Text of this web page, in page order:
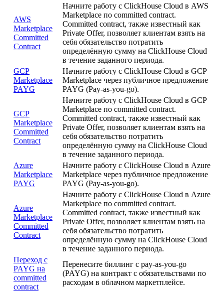
AWS
Marketplace
Committed
Contract
Начните работу с ClickHouse Cloud в AWS
Marketplace по committed contract.
Committed contract, также известный как
Private Offer, позволяет клиентам взять на
себя обязательство потратить
определённую сумму на ClickHouse Cloud
в течение заданного периода.
GCP
Marketplace
PAYG
Начните работу с ClickHouse Cloud в GCP
Marketplace через публичное предложение
PAYG (Pay-as-you-go).
GCP
Marketplace
Committed
Contract
Начните работу с ClickHouse Cloud в GCP
Marketplace по committed contract.
Committed contract, также известный как
Private Offer, позволяет клиентам взять на
себя обязательство потратить
определённую сумму на ClickHouse Cloud
в течение заданного периода.
Azure
Marketplace
PAYG
Начните работу с ClickHouse Cloud в Azure
Marketplace через публичное предложение
PAYG (Pay-as-you-go).
Azure
Marketplace
Committed
Contract
Начните работу с ClickHouse Cloud в Azure
Marketplace по committed contract.
Committed contract, также известный как
Private Offer, позволяет клиентам взять на
себя обязательство потратить
определённую сумму на ClickHouse Cloud
в течение заданного периода.
Переход с
PAYG на
committed
contract
Перенесите биллинг с pay-as-you-go
(PAYG) на контракт с обязательствами по
расходам в облачном маркетплейсе.